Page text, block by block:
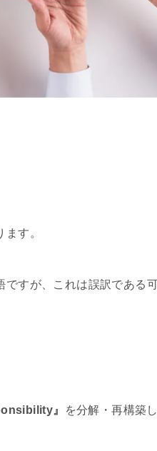
す。
ですが、これは誤訳である
』
を分解・再構築